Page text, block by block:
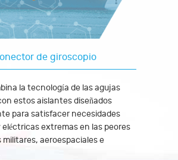
de giroscopio
la tecnología de las agujas
estos aislantes diseñados
para satisfacer necesidades
eléctricas extremas en las peores
aeroespaciales e